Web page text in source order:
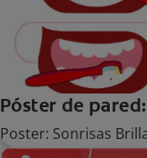
Póster de
Poster: Sonrisas